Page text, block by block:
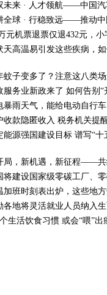
未来 · 人才领航——中国汽
全球 · 行稳致远——推动中
元机票退票仅退432元，
天高温易引发这些疾病，
蚊子变多了？注意这八类
服务业新政来了 如何告别“
暴雨天气，能给电动自行
收款隐匿收入 税务机关提
能源强国建设目标 谱写“
局，新机遇，新征程——
将建设国家级零碳工厂、
加班时刻表出炉，这些地
各地将灵活就业人员纳入
生活饮食习惯 或会“喂”出